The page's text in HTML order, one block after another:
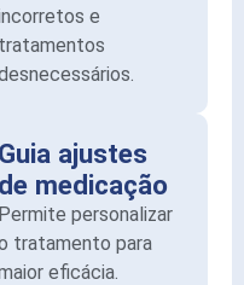
e
tratamentos
Guia ajustes
de medicação
Permite personalizar
tratamento para
eficácia.